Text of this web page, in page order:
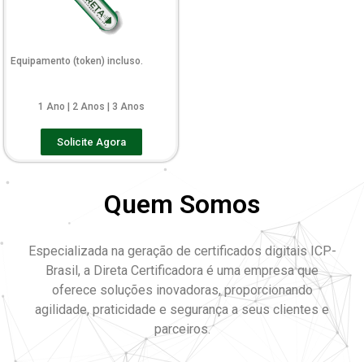
Equipamento (token) incluso.
1 Ano | 2 Anos | 3 Anos
Solicite Agora
Quem Somos
Especializada na geração de certificados digitais ICP-
Brasil, a Direta Certificadora é uma empresa que
oferece soluções inovadoras, proporcionando
agilidade, praticidade e segurança a seus clientes e
parceiros.